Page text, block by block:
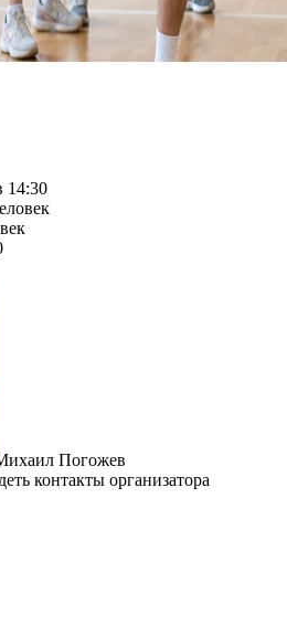
14:30
Погожев
контакты организатора